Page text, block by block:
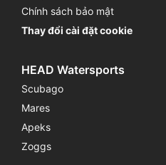
Chính sách bảo mật
Thay đổi cài đặt cookie
HEAD Watersports
Scubago
Mares
Apeks
Zoggs